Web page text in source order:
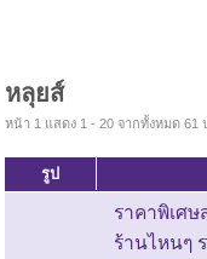
หลุยส์
หน้า 1 แสดง 1 - 20 จากทั้งหมด 61
รูป
ราคาพิเศ
ร้านไหนๆ